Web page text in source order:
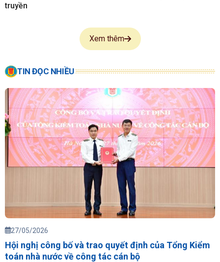
truyền
Xem thêm
TIN ĐỌC NHIỀU
27/05/2026
Hội nghị công bố và trao quyết định của Tổng Kiểm
toán nhà nước về công tác cán bộ